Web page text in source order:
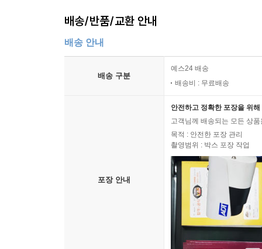
배송/반품/교환 안내
배송 안내
배송 구분
예스24 배송
배송비 : 무료배송
포장 안내
안전하고 정확한 포장을 위
고객님께 배송되는 모든 상
목적 : 안전한 포장 관리
촬영범위 : 박스 포장 작업